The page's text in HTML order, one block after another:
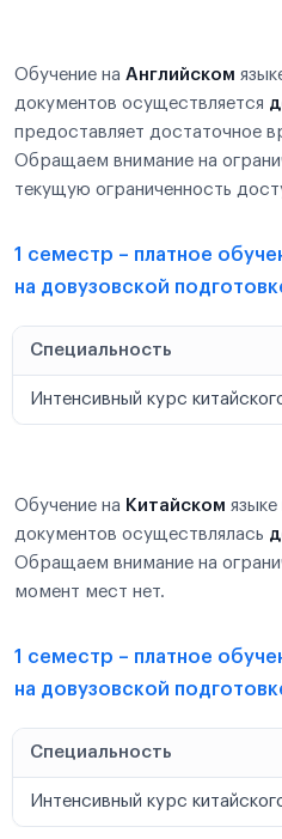
Обучение на Английском
документов осуществляется
предоставляет достаточное
Обращаем внимание на
текущую ограниченность
1 семестр – платное
на довузовской
Специальность
Интенсивный курс
Обучение на Китайском
документов осуществлялась
Обращаем внимание на
момент мест нет.
1 семестр – платное
на довузовской
Специальность
Интенсивный курс